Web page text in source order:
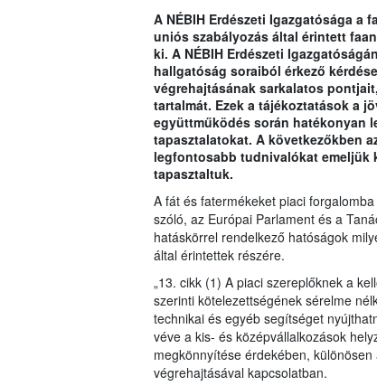
A NÉBIH Erdészeti Igazgatósága a
uniós szabályozás által érintett
ki. A NÉBIH Erdészeti
hallgatóság soraiból érkező
végrehajtásának sarkalatos
tartalmát. Ezek a tájékoztatások a
együttműködés során hatékonyan
tapasztalatokat. A következőkben
legfontosabb tudnivalókat emeljük
tapasztaltuk.
A fát és fatermékeket piaci
szóló, az Európai Parlament és a
hatáskörrel rendelkező hatóságok
által érintettek részére.
„13. cikk (1) A piaci szereplőknek a
szerinti kötelezettségének sérelme
technikai és egyéb segítséget
véve a kis- és középvállalkozások
megkönnyítése érdekében,
végrehajtásával kapcsolatban.